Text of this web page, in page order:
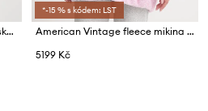
American Vintage tričko dámské bavlněné
*-15 % s kódem: LST
American Vintage fleece mikina dámská
5199 Kč